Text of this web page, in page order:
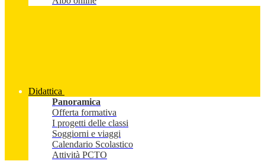
Didattica
Panoramica
Offerta formativa
I progetti delle classi
Soggiorni e viaggi
Calendario Scolastico
Attività PCTO